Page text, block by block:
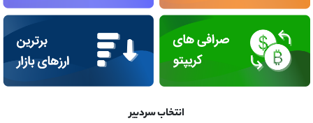
انتخاب سردبیر